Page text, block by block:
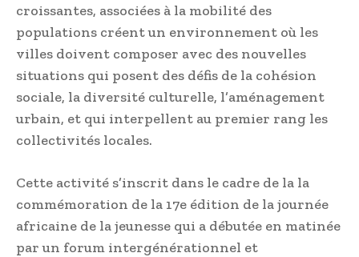
croissantes, associées à la mobilité des
populations créent un environnement où les
villes doivent composer avec des nouvelles
situations qui posent des défis de la cohésion
sociale, la diversité culturelle, l’aménagement
urbain, et qui interpellent au premier rang les
collectivités locales.
Cette activité s’inscrit dans le cadre de la la
commémoration de la 17e édition de la journée
africaine de la jeunesse qui a débutée en matinée
par un forum intergénérationnel et